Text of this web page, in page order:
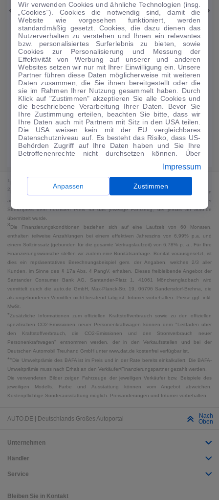
Skoda Octavia
Ambition PHEV
51.093 km· 03/2023· Hybrid·Automatik
Finanzierung Kaufen
224€/mtl.
Guter Preis4
0 € Anzahlung ·60 Monate ·Finanzierungs-Details
Angebot anfragen Rate anpassen
49,9 kWh/100 km + 19,9 l/100 km (gew., komb.) · 19,9 l/100 km (entl.) ·
CO₂ 499 g/km · Klasse G (gew.) / G (entl.)*
1
2 Bei dem Streichpreis handelt es sich für Neufahrzeuge und junge Gebrauchte um den
an auto.de übermittelten Listenpreis. Für alle anderen Fahrzeuge entspricht der
Streichpreis dem höchsten Preis für das jeweilige Fahrzeug, der jemals an auto.de
übermittelt wurde.
3Die Finanzierungskonditionen beziehen sich auf eine Laufzeit von 60 Monaten,
enthalten teilweise Anzahlungen bei einem effektiven Jahreszins von 6,99% p.a. und
einem Sollzinssatz (gebunden für die gesamte Vertragslaufzeit) von 6,78% p. a.. Für Ihre
Finanzierungswünsche stellen wir zudem eine Bonitätsanfrage. Bonität vorausgesetzt, ist
dies ein repräsentatives Berechnungsbeispiel gem. der Angaben, welches 2/3 aller
Kunden, im Sinne des § 17a Abs. 4 PangV, erhalten. Dieses freibleibende Angebot der
Santander Consumer Bank AG, Santander-Platz 1, 41061 Mönchengladbach wird
vermittelt durch die auto.de GmbH, Max-Planck-Str. 19, 06796 Sandersdorf-Brehna, die
als ungebundener Vermittler nicht beratend tätig ist. Irrtümer vorbehalten. Preise ggf. inkl.
MwSt.
*Zusätzliche Informationen zum offiziellen Kraftstoffverbrauch sowie zu den offiziellen
spezifischen CO2-Emissionen neuer Personenkraftwagen können dem "Leitfaden über
den Kraftstoffverbrauch, die CO2-Emissionen und den Stromverbrauch neuer
Personenkraftwagen" entnommen werden, der in den Verkaufsstellen und bei der
Deutschen Automobil Treuhand GmbH unter www.dat.de kostenfrei verfügbar ist.
**Die Umweltprämie des BAFA ist im Preis und in der Rate bereits einkalkuliert. Die BAFA-
Umweltprämie muss nach Erhalt an den Verkäufer/Finanzierungspartner gezahlt werden.
Die verwendeten Bilder zeigen Fahrzeuge der jeweiligen Verkäufer bzw. Beispiele des
jeweiligen Modells. Farbe und Ausstattung können vom Angebot abweichen.
Kostenpflichtige Sonderausstattung möglich. Preisänderungen und Irrtümer vorbehalten.
AUTO.DE | Deutschlands Großes Autoportal
Nach
Oben
Unternehmen
Händler
Service
Bleiben Sie in Kontakt
Wir verwenden Cookies und ähnliche Technologien (insg.
„Cookies“). Cookies die notwendig sind, damit die
Website wie vorgesehen funktioniert, werden
standardmäßig gesetzt. Cookies, die dazu dienen das
Nutzerverhalten zu verstehen und Ihnen ein relevantes
bzw. personalisiertes Surferlebnis zu bieten, sowie
Cookies zur Personalisierung und Messung der
Effektivität von Werbung auf unserer und anderen
Websites setzen wir nur mit Ihrer Einwilligung ein. Unsere
Partner führen diese Daten möglicherweise mit weiteren
Daten zusammen, die Sie ihnen bereitgestellt oder die
sie im Rahmen Ihrer Nutzung gesammelt haben. Durch
Klick auf "Zustimmen" akzeptieren Sie alle Cookies und
die beschriebene Verarbeitung Ihrer Daten. Bevor Sie
Ihre Zustimmung erteilen, beachten Sie bitte, dass wir
Ihre Daten auch mit Partnern mit Sitz in den USA teilen.
Die USA weisen kein mit der EU vergleichbares
Datenschutzniveau auf. Es besteht das Risiko, dass US-
Behörden Zugriff auf Ihre Daten haben und Sie Ihre
Betroffenenrechte nicht durchsetzen können. Über
anpassen. Dies ist auch später jederzeit im Bereich
Cookie-Richtliniemöglich. Weitere Informationen finden
Sie in unsererDatenschutzerklärung .
Impressum
Anpassen Zustimmen